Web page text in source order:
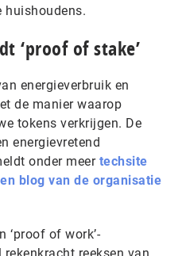
huishoudens.
‘proof of stake’
energieverbruik en
de manier waarop
tokens verkrijgen. De
energievretend
onder meer techsite
blog van de organisatie
‘proof of work’-